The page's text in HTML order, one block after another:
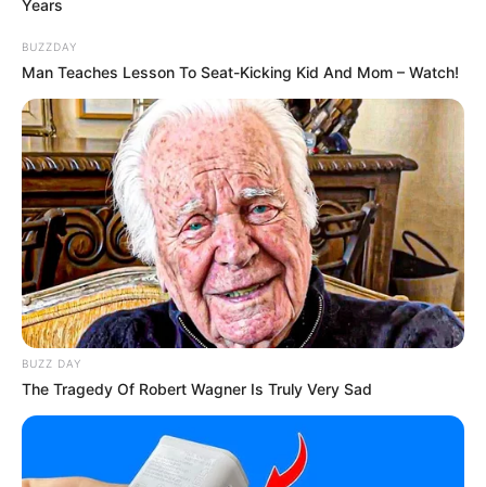
DETAIL
Judul: The Ghost Doctor / 고스트 닥터
Judul lain: Goseuteu Dagteo , Goseuteu Dakteo
Genre: Drama, Medis, Fantas
Negara: Korea Selatan
Sutradara: Boo Seong Cheol
Produser: –
Penulis Naskah: Kim Sun Soo
Rumah Produksi: Studio Dragon, Bon Factory Worldwide
Channel TV: iQIYI Indonesia, tvN, TVING
Jumlah Episode: 16
Years
BUZZDAY
Man Teaches Lesson To Seat-Kicking Kid And Mom – Watch!
BUZZ DAY
The Tragedy Of Robert Wagner Is Truly Very Sad